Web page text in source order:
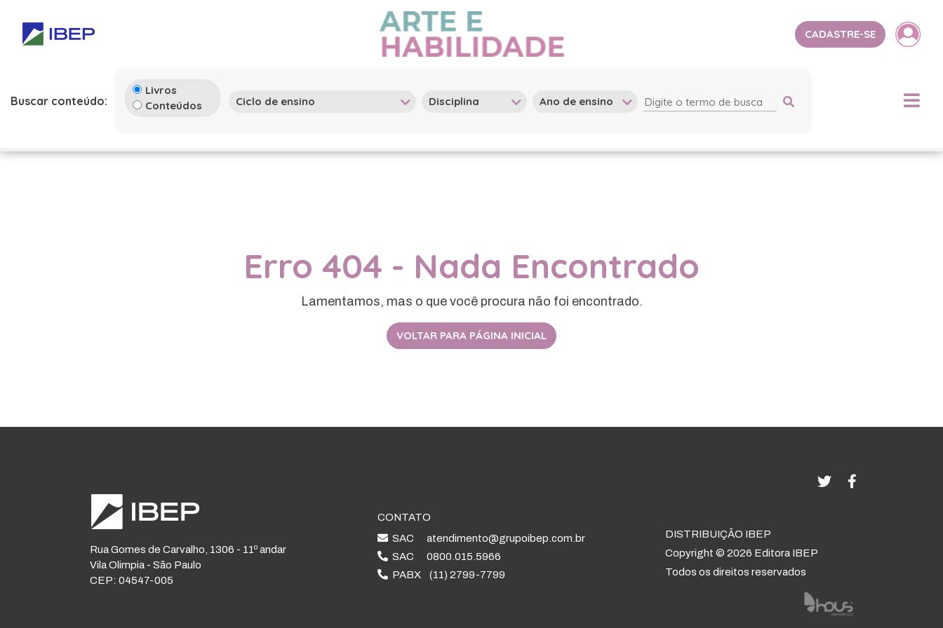
CADASTRE-SE
Buscar conteúdo:
Livros
Conteúdos
Erro 404 - Nada Encontrado
Lamentamos, mas o que você procura não foi encontrado.
VOLTAR PARA PÁGINA INICIAL
Rua Gomes de Carvalho, 1306 - 11º andar
Vila Olimpia - São Paulo
CEP: 04547-005
CONTATO
SAC atendimento@grupoibep.com.br
SAC 0800.015.5966
PABX (11) 2799-7799
DISTRIBUIÇÃO IBEP
Copyright © 2026 Editora IBEP
Todos os direitos reservados